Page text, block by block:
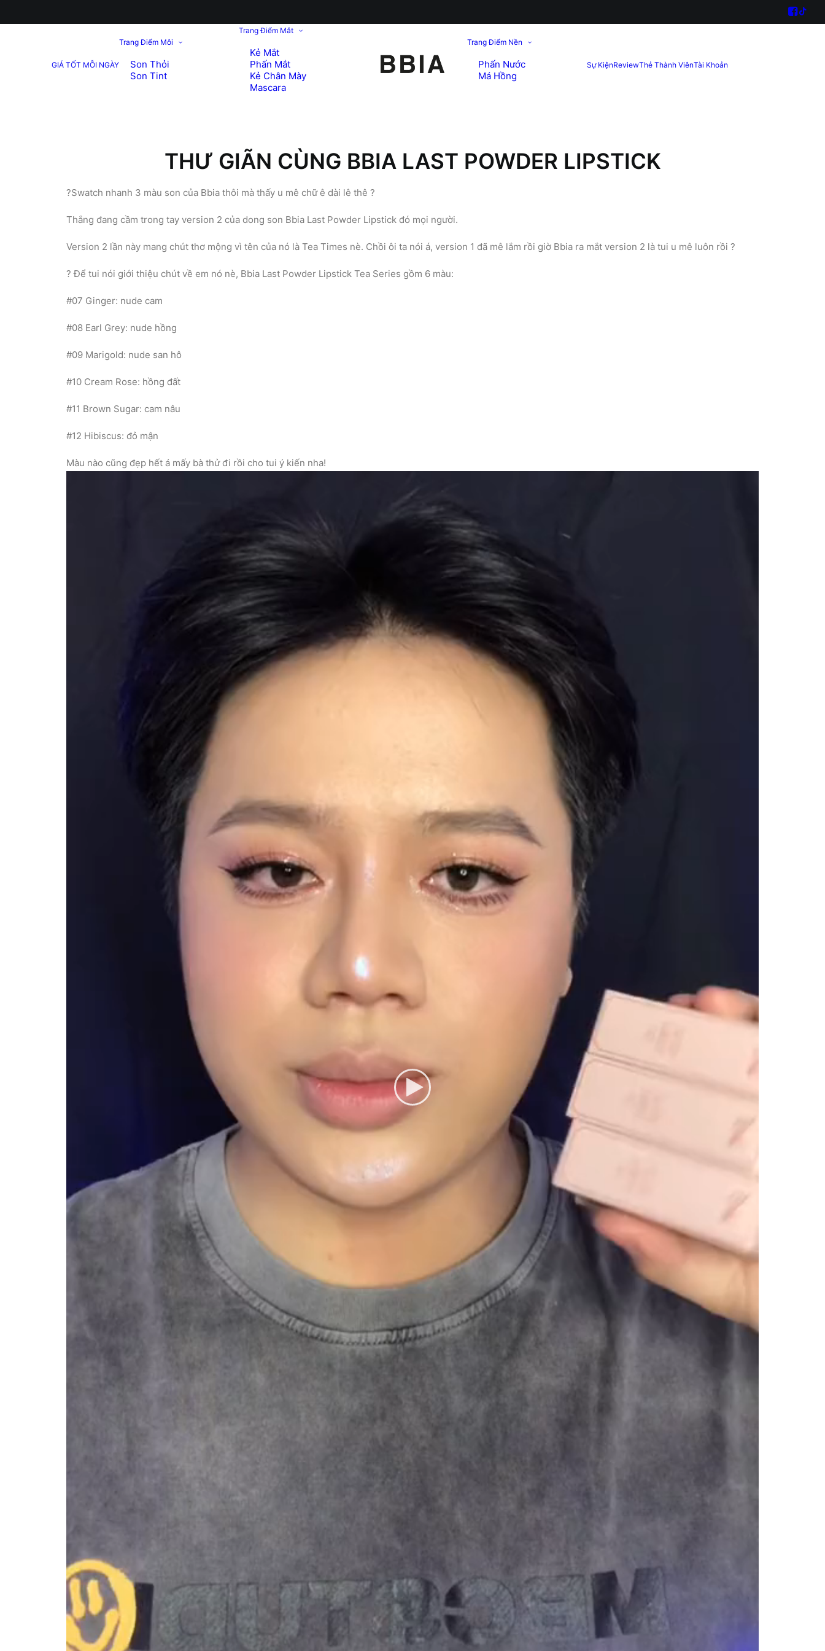
GIÁ TỐT MỖI NGÀY
Trang Điểm Môi
Son Thỏi
Son Tint
Trang Điểm Mắt
Kẻ Mắt
Phấn Mắt
Kẻ Chân Mày
Mascara
Trang Điểm Nền
Phấn Nước
Má Hồng
Sự KiệnReviewThẻ Thành ViênTài Khoản
THƯ GIÃN CÙNG BBIA LAST POWDER LIPSTICK
?Swatch nhanh 3 màu son của Bbia thôi mà thấy u mê chữ ê dài lê thê ?
Thắng đang cầm trong tay version 2 của dong son Bbia Last Powder Lipstick đó mọi người.
Version 2 lần này mang chút thơ mộng vì tên của nó là Tea Times nè. Chồi ôi ta nói á, version 1 đã mê lắm rồi giờ Bbia ra mắt version 2 là tui u mê luôn rồi ?
? Để tui nói giới thiệu chút về em nó nè, Bbia Last Powder Lipstick Tea Series gồm 6 màu:
#07 Ginger: nude cam
#08 Earl Grey: nude hồng
#09 Marigold: nude san hô
#10 Cream Rose: hồng đất
#11 Brown Sugar: cam nâu
#12 Hibiscus: đỏ mận
Màu nào cũng đẹp hết á mấy bà thử đi rồi cho tui ý kiến nha!